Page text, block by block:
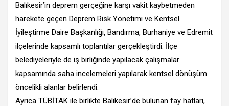
Balıkesir’in deprem gerçeğine karşı vakit kaybetmeden
harekete geçen Deprem Risk Yönetimi ve Kentsel
İyileştirme Daire Başkanlığı, Bandırma, Burhaniye ve Edremit
ilçelerinde kapsamlı toplantılar gerçekleştirdi. İlçe
belediyeleriyle de iş birliğinde yapılacak çalışmalar
kapsamında saha incelemeleri yapılarak kentsel dönüşüm
öncelikli alanlar belirlendi.
Ayrıca TÜBİTAK ile birlikte Balıkesir’de bulunan fay hatları,